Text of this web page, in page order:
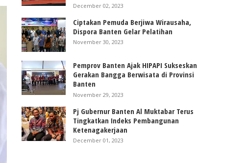
December 02, 2023
Ciptakan Pemuda Berjiwa Wirausaha,
Dispora Banten Gelar Pelatihan
November 30, 2023
Pemprov Banten Ajak HIPAPI Sukseskan
Gerakan Bangga Berwisata di Provinsi
Banten
November 29, 2023
Pj Gubernur Banten Al Muktabar Terus
Tingkatkan Indeks Pembangunan
Ketenagakerjaan
December 01, 2023